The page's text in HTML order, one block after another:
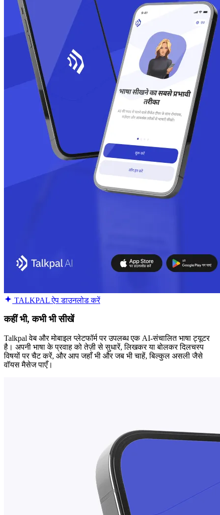
TALKPAL ऐप डाउनलोड करें
कहीं भी, कभी भी सीखें
Talkpal वेब और मोबाइल प्लेटफॉर्म पर उपलब्ध एक AI-संचालित भाषा ट्यूटर
है। अपनी भाषा के प्रवाह को तेज़ी से सुधारें, लिखकर या बोलकर दिलचस्प
विषयों पर चैट करें, और आप जहाँ भी और जब भी चाहें, बिल्कुल असली जैसे
वॉयस मैसेज पाएँ।